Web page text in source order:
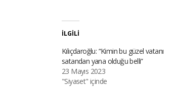
İLGILI
Kılıçdaroğlu: “Kimin bu güzel vatanı
satandan yana olduğu belli”
23 Mayıs 2023
"Siyaset" içinde